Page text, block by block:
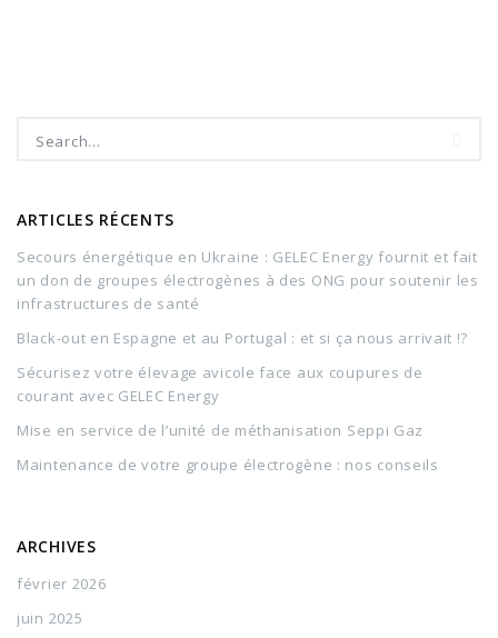
ARTICLES RÉCENTS
Secours énergétique en Ukraine : GELEC Energy fournit et fait
un don de groupes électrogènes à des ONG pour soutenir les
infrastructures de santé
Black-out en Espagne et au Portugal : et si ça nous arrivait !?
Sécurisez votre élevage avicole face aux coupures de
courant avec GELEC Energy
Mise en service de l’unité de méthanisation Seppi Gaz
Maintenance de votre groupe électrogène : nos conseils
ARCHIVES
février 2026
juin 2025